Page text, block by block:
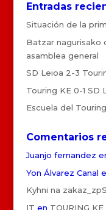
Entradas
Situación de la
Batzar nagurisako
asamblea general
SD Leioa 2-3
Touring KE 0-1 SD
Escuela del
Comentarios
Juanjo fernandez
Yon Álvarez Canal
Kyhni na
IT en TOURING